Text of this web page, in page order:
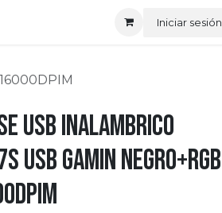
Iniciar sesión
USB Inalambrico
USB Gamin Negro+RGB